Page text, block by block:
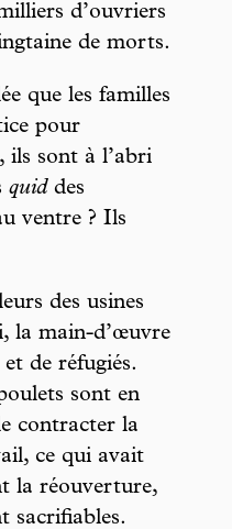
d’ouvriers
de morts.
que les familles
pour
ils sont à l’abri
quiddes
ventre ? Ils
des usines
la main-d’œuvre
de réfugiés.
sont en
contracter la
ce qui avait
la réouverture,
sacrifiables.